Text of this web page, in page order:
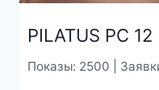
PILATUS PC 12
Показы: 2500 |